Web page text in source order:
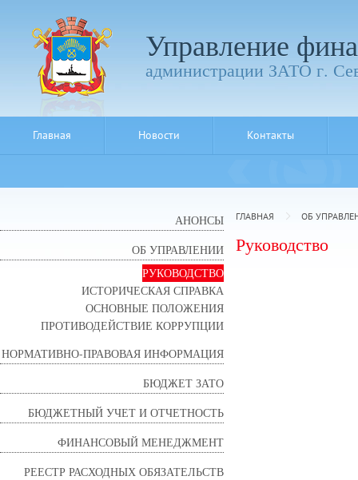
Управление
администрации ЗАТО г.
Главная Новости Контакты
ГЛАВНАЯ ОБ
Руководство
АНОНСЫ
ОБ УПРАВЛЕНИИ
РУКОВОДСТВО
ИСТОРИЧЕСКАЯ СПРАВКА
ОСНОВНЫЕ ПОЛОЖЕНИЯ
ПРОТИВОДЕЙСТВИЕ КОРРУПЦИИ
НОРМАТИВНО-ПРАВОВАЯ ИНФОРМАЦИЯ
БЮДЖЕТ ЗАТО
БЮДЖЕТНЫЙ УЧЕТ И ОТЧЕТНОСТЬ
ФИНАНСОВЫЙ МЕНЕДЖМЕНТ
РЕЕСТР РАСХОДНЫХ ОБЯЗАТЕЛЬСТВ